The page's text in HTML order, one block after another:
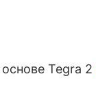
Tegra 2